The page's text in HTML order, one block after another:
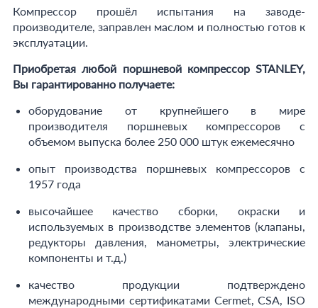
Компрессор прошёл испытания на заводе-
производителе, заправлен маслом и полностью готов к
эксплуатации.
Приобретая любой поршневой компрессорSTANLEY,
Вы гарантированно получаете:
оборудование от крупнейшего в мире
производителя поршневых компрессоров с
объемом выпуска более 250 000 штук ежемесячно
опыт производства поршневых компрессоров с
1957 года
высочайшее качество сборки, окраски и
используемых в производстве элементов (клапаны,
редукторы давления, манометры, электрические
компоненты и т.д.)
качество продукции подтверждено
международными сертификатами Cermet, CSA, ISO